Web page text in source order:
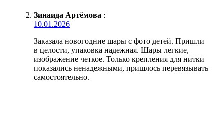
Зинаида Артёмова :
10.01.2026
Заказала новогодние шары с фото детей. Пришли
в целости, упаковка надежная. Шары легкие,
изображение четкое. Только крепления для нитки
показались ненадежными, пришлось перевязывать
самостоятельно.